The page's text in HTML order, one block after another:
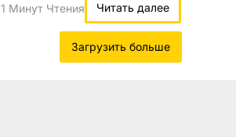
1 Минут Чтения Читать далее
Загрузить больше